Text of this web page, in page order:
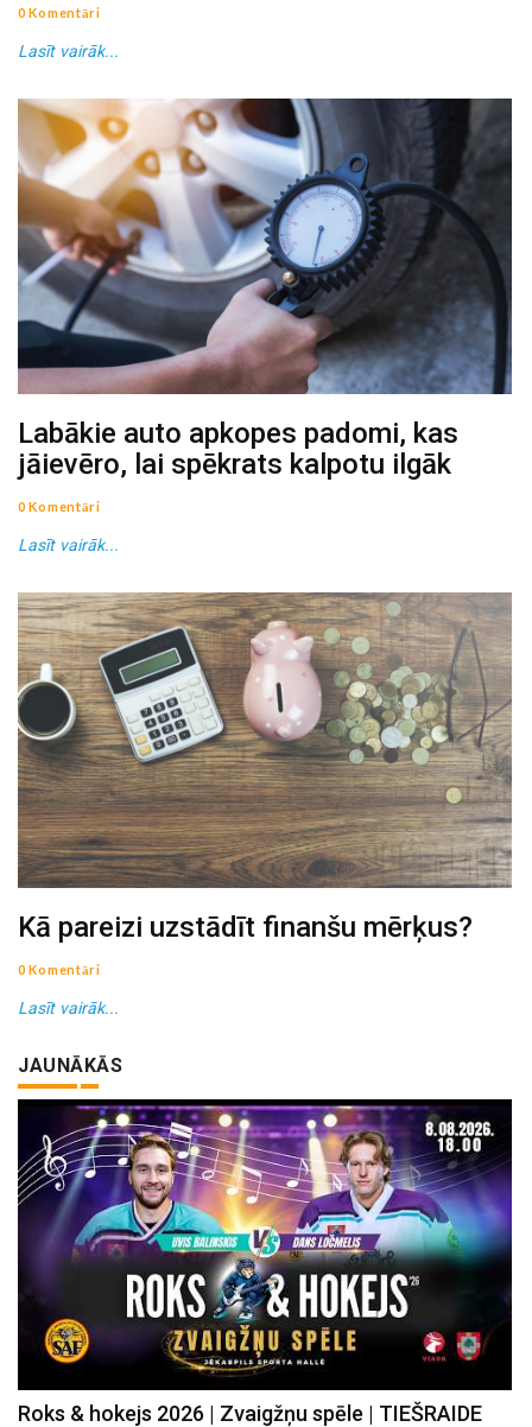
0 Komentāri
Lasīt vairāk...
Labākie auto apkopes padomi, kas
jāievēro, lai spēkrats kalpotu ilgāk
0 Komentāri
Lasīt vairāk...
Kā pareizi uzstādīt finanšu mērķus?
0 Komentāri
Lasīt vairāk...
JAUNĀKĀS
Roks & hokejs 2026 | Zvaigžņu spēle | TIEŠRAIDE